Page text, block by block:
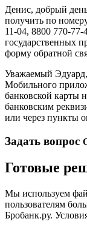
Денис, добрый
получить по
11-04, 8800 770-
государственных
форму обратной
Уважаемый
Мобильного
банковской карты
банковским
или через пункты
Задать вопрос
Готовые
Мы используем
пользователям
Бробанк.ру.